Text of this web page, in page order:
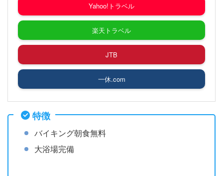
Yahoo!トラベル
楽天トラベル
JTB
一休.com
特徴
バイキング朝食無料
大浴場完備